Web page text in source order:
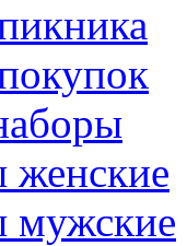
женские
мужские